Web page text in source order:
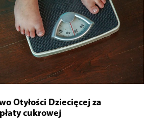
Otyłości Dziecięcej za
cukrowej